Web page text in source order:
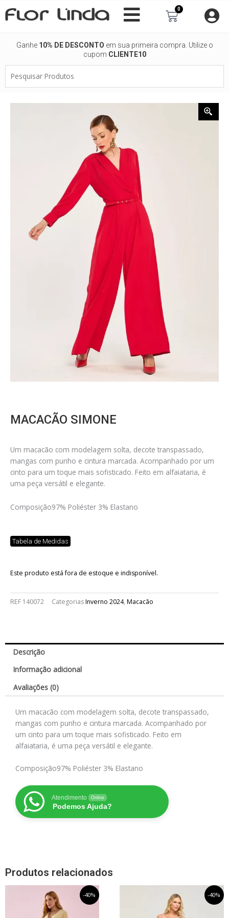
para
0
Carrinho
Ganhe 10% DE DESCONTO em sua primeira compra. Utilize o
cupom CLIENTE10
Produtos
MACACÃO SIMONE
Um macacão com modelagem solta, decote transpassado,
mangas com punho e cintura marcada. Acompanhado por um
cinto para um toque mais sofisticado. Feito em alfaiataria, é
uma peça versátil e elegante.
Composição97% Poliéster 3% Elastano
Tabela de Medidas
Este produto está fora de estoque e indisponível.
REF 140072 CategoriasInverno 2024, Macacão
Descrição
Informação adicional
Avaliações (0)
Um macacão com modelagem solta, decote transpassado,
mangas com punho e cintura marcada. Acompanhado por
um cinto para um toque mais sofisticado. Feito em
alfaiataria, é uma peça versátil e elegante.
Composição97% Poliéster 3% Elastano
Atendimento Online
Podemos Ajuda?
Produtos relacionados
-40%
preço
original
era:
O
preço
atual
Este
produto
-40%
preço
original
era:
preço
atual
Este
produto